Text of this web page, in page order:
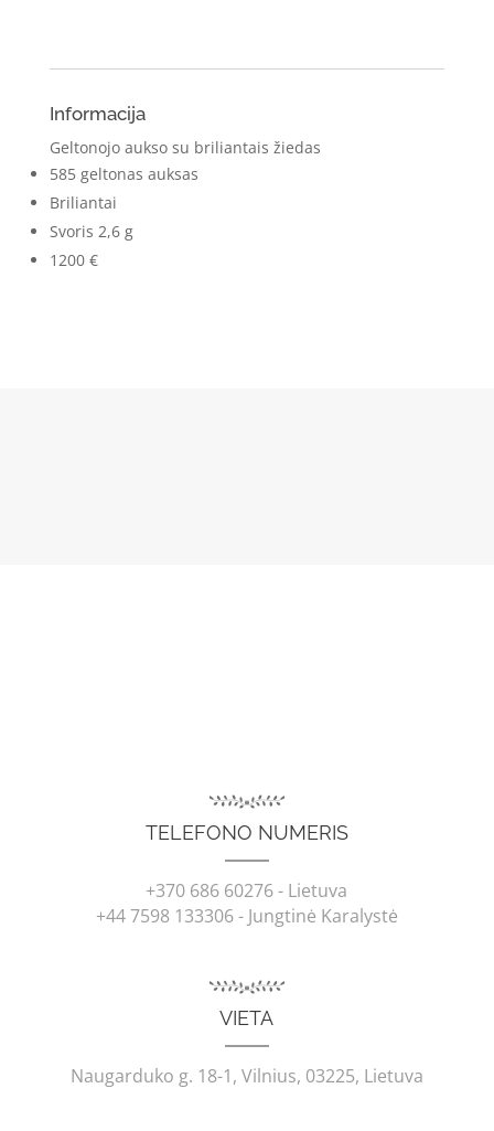
Informacija
Geltonojo aukso su briliantais žiedas
585 geltonas auksas
Briliantai
Svoris 2,6 g
1200 €
TELEFONO NUMERIS
+370 686 60276- Lietuva
+44 7598 133306- Jungtinė Karalystė
VIETA
Naugarduko g. 18-1, Vilnius, 03225, Lietuva